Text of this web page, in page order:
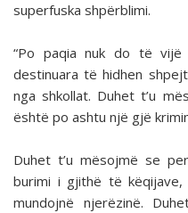
superfuska shpërblimi.
“Po paqia nuk do të
destinuara të hidhen
nga shkollat. Duhet t’u
është po ashtu një gjë
Duhet t’u mësojmë se
burimi i gjithë të
mundojnë njerëzinë.